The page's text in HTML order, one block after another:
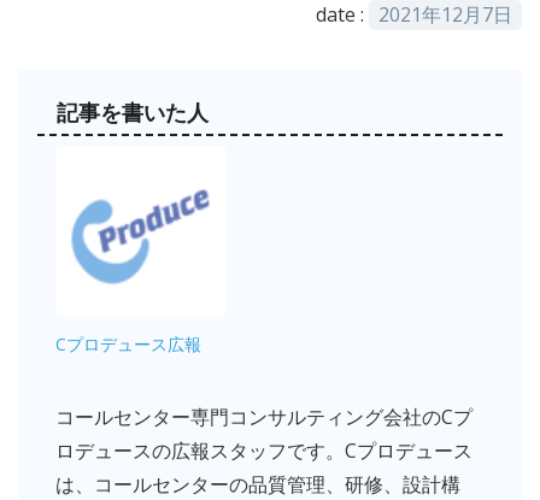
date : 2021年12月7日
記事を書いた人
Cプロデュース広報
コールセンター専門コンサルティング会社のCプ
ロデュースの広報スタッフです。Cプロデュース
は、コールセンターの品質管理、研修、設計構